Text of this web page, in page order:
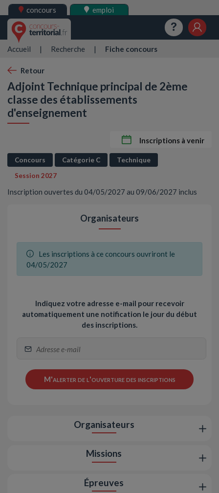
concours emploi
Accueil | Recherche | Fiche concours
Retour
Adjoint Technique principal de 2ème
classe des établissements
d'enseignement
Inscriptions à venir
Concours Catégorie C
Technique
Session 2027
Inscription ouvertes du 04/05/2027 au 09/06/2027 inclus
Organisateurs
Les inscriptions à ce concours ouvriront le
04/05/2027
Indiquez votre adresse e-mail pour recevoir
automatiquement une notification le jour du début
des inscriptions.
M'alerter de l'ouverture des inscriptions
Organisateurs
Missions
Épreuves